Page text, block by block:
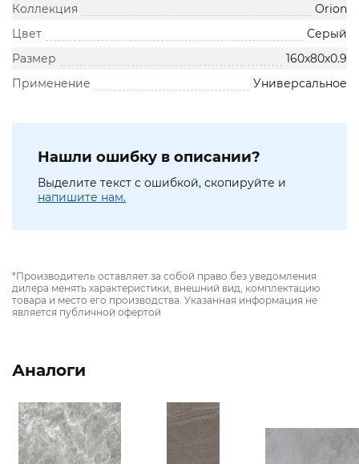
Коллекция
Orion
Цвет
Серый
Размер
160x80x0.9
Применение
Универсальное
Нашли ошибку в описании?
Выделите текст с ошибкой, скопируйте и
напишите нам.
*Производитель оставляет за собой право без уведомления
дилера менять характеристики, внешний вид, комплектацию
товара и место его производства. Указанная информация не
является публичной офертой
Аналоги